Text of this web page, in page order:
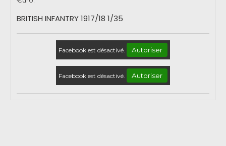
BRITISH INFANTRY 1917/18 1/35
Facebook est désactivé. Autoriser
Facebook est désactivé. Autoriser